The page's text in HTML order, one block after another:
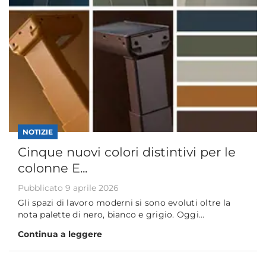
NOTIZIE
Cinque nuovi colori distintivi per le
colonne E...
Pubblicato 9 aprile 2026
Gli spazi di lavoro moderni si sono evoluti oltre la
nota palette di nero, bianco e grigio. Oggi...
Continua a leggere